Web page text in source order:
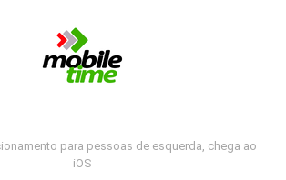
para pessoas de esquerda, chega ao
iOS